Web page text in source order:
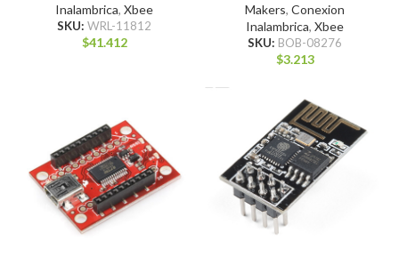
Inalambrica, Xbee
SKU: WRL-11812
$41.412
Makers, Conexion
Inalambrica, Xbee
SKU: BOB-08276
$3.213